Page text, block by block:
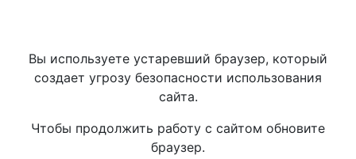
Вы используете устаревший браузер, который
создает угрозу безопасности использования
сайта.
Чтобы продолжить работу с сайтом обновите
браузер.